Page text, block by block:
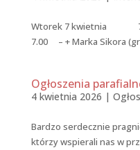
Wtorek 7 kwietnia
7.00 – + Marka Sikora
Ogłoszenia
4 kwietnia 2026 |
Bardzo serdecznie
którzy wspierali nas w